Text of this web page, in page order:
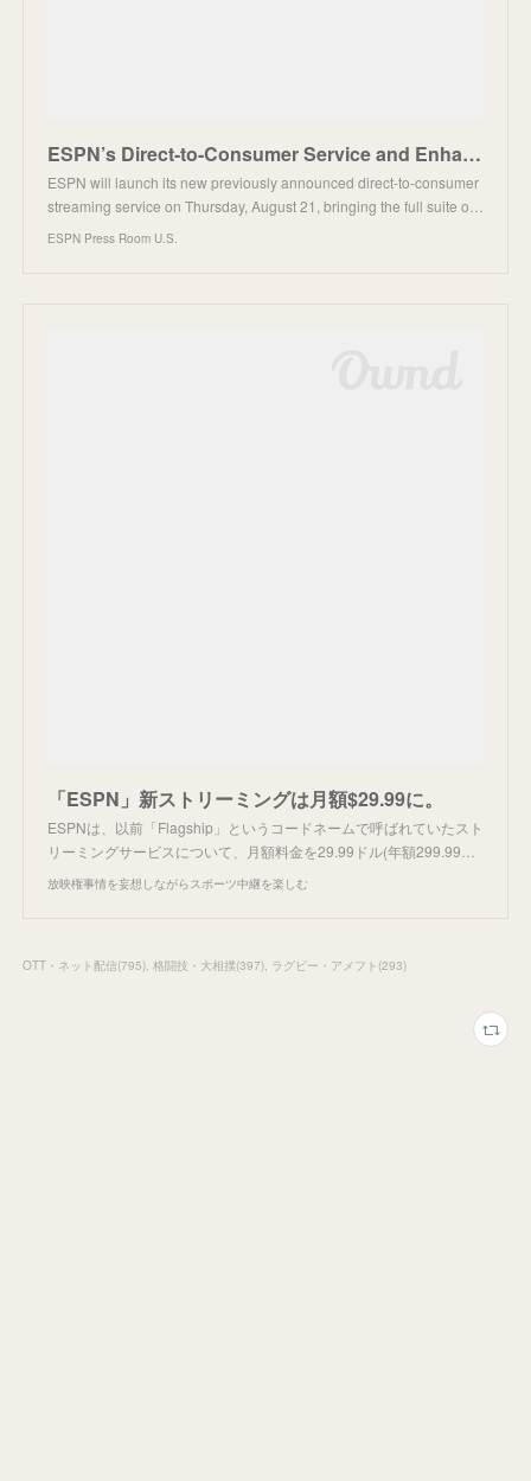
ESPN’s Direct-to-Consumer Service and Enhanced App Launching August 21
ESPN will launch its new previously announced direct-to-consumer
streaming service on Thursday, August 21, bringing the full suite o…
ESPN Press Room U.S.
「ESPN」新ストリーミングは月額$29.99に。
ESPNは、以前「Flagship」というコードネームで呼ばれていたスト
リーミングサービスについて、月額料金を29.99ドル(年額299.99…
放映権事情を妄想しながらスポーツ中継を楽しむ
OTT・ネット配信(795) 格闘技・大相撲(397) ラグビー・アメフト (293)